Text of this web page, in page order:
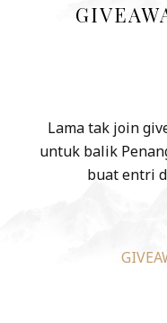
Lama tak join
untuk balik
buat entri